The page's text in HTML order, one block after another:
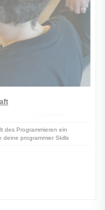
des Programmieren ein
deine programmier Skills